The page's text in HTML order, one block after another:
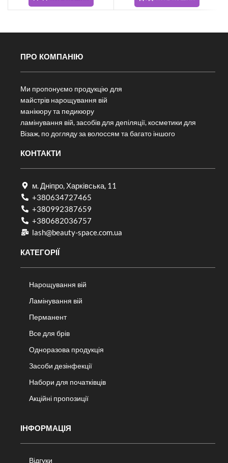
ПРО КОМПАНІЮ
Ми пропонуємо продукцію для
майстрів нарощування вій
манікюру та педикюру
ламінування вій, засобів для депіляції, косметики для
Візаж, по догляду за волоссям та багато іншого
КОНТАКТИ
м. Дніпро, Харківська, 11
+380634727465
+380992387659
+380682036757​
lash@beauty-space.com.ua
КАТЕГОРІЇ
Нарощування вій
Ламінування вій
Перманент
Все для брів
Одноразова продукція
Засоби дезінфекції
Набори для початківців
Акційні пропозиції
ІНФОРМАЦІЯ
Відгуки